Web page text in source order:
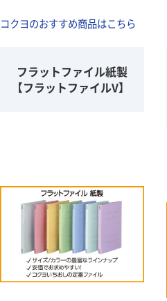
コクヨのおすすめ商品はこちら
フラットファイル紙製
【フラットファイルV】